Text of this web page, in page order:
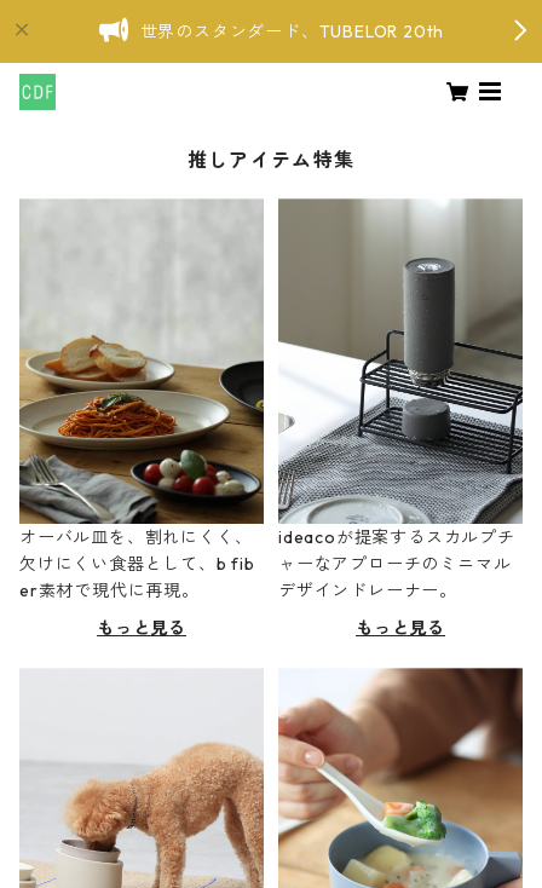
世界のスタンダード、TUBELOR 20th
推しアイテム特集
オーバル皿を、割れにくく、
欠けにくい食器として、b fib
er素材で現代に再現。
もっと見る
ideacoが提案するスカルプチ
ャーなアプローチのミニマル
デザインドレーナー。
もっと見る